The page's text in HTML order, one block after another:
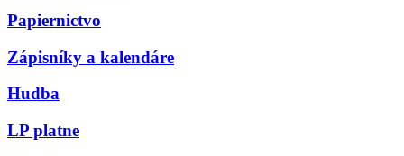
Papiernictvo
Zápisníky a kalendáre
Hudba
LP platne